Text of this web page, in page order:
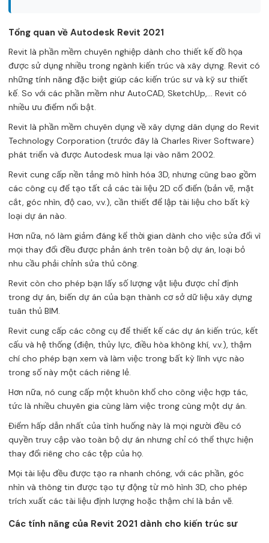
Tổng quan về Autodesk Revit 2021
Revit là phần mềm chuyên nghiệp dành cho thiết kế đồ họa
được sử dụng nhiều trong ngành kiến ​​trúc và xây dựng. Revit có
những tính năng đặc biệt giúp các kiến ​​trúc sư và kỹ sư thiết
kế. So với các phần mềm như AutoCAD, SketchUp,… Revit có
nhiều ưu điểm nổi bật.
Revit là phần mềm chuyên dụng về xây dựng dân dụng do Revit
Technology Corporation (trước đây là Charles River Software)
phát triển và được Autodesk mua lại vào năm 2002.
Revit cung cấp nền tảng mô hình hóa 3D, nhưng cũng bao gồm
các công cụ để tạo tất cả các tài liệu 2D cổ điển (bản vẽ, mặt
cắt, góc nhìn, độ cao, v.v.), cần thiết để lập tài liệu cho bất kỳ
loại dự án nào.
Hơn nữa, nó làm giảm đáng kể thời gian dành cho việc sửa đổi vì
mọi thay đổi đều được phản ánh trên toàn bộ dự án, loại bỏ
nhu cầu phải chỉnh sửa thủ công.
Revit còn cho phép bạn lấy số lượng vật liệu được chỉ định
trong dự án, biến dự án của bạn thành cơ sở dữ liệu xây dựng
tuân thủ BIM.
Revit cung cấp các công cụ để thiết kế các dự án kiến ​​trúc, kết
cấu và hệ thống (điện, thủy lực, điều hòa không khí, v.v.), thậm
chí cho phép bạn xem và làm việc trong bất kỳ lĩnh vực nào
trong số này một cách riêng lẻ.
Hơn nữa, nó cung cấp một khuôn khổ cho công việc hợp tác,
tức là nhiều chuyên gia cùng làm việc trong cùng một dự án.
Điểm hấp dẫn nhất của tình huống này là mọi người đều có
quyền truy cập vào toàn bộ dự án nhưng chỉ có thể thực hiện
thay đổi riêng cho các tệp của họ.
Mọi tài liệu đều được tạo ra nhanh chóng, với các phần, góc
nhìn và thông tin được tạo tự động từ mô hình 3D, cho phép
trích xuất các tài liệu định lượng hoặc thậm chí là bản vẽ.
Các tính năng của Revit 2021 dành cho kiến ​​trúc sư